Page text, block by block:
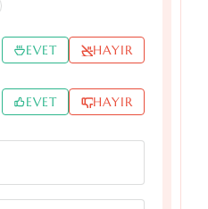
EVET HAYIR
EVET HAYIR